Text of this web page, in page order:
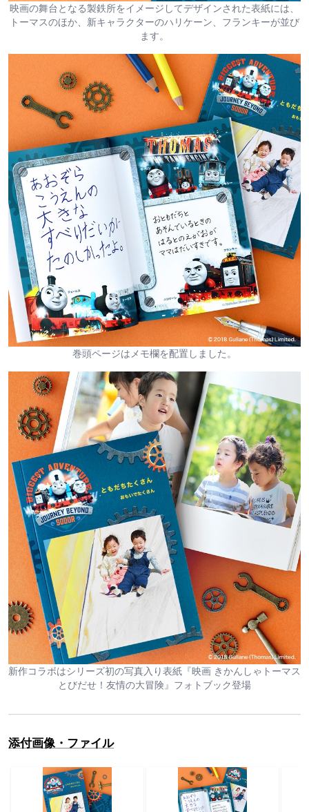
映画の舞台となる製鉄所をイメージしてデザインされた表紙には、
トーマスのほか、新キャラクターのハリケーン、フランキーが並び
ます。
巻頭ページはメモ欄を配置しました。
新作コラボはシリーズ初の写真入り表紙『映画 きかんしゃトーマス
とびだせ！友情の大冒険』フォトブック登場
添付画像・ファイル